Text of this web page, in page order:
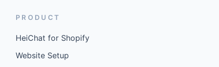
PRODUCT
HeiChat for Shopify
Website Setup